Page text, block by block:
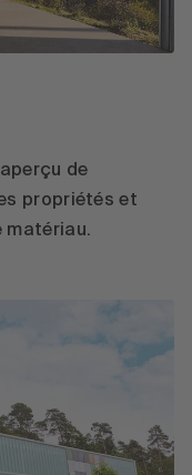
de
propriétés et
matériau.